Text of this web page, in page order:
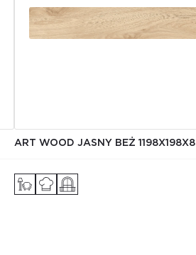
ART WOOD JASNY BEŻ 1198Х198X8